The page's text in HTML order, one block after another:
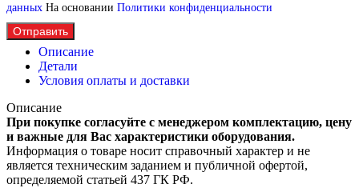
данных На основании Политики конфиденциальности
Отправить
Описание
Детали
Условия оплаты и доставки
Описание
При покупке согласуйте с менеджером комплектацию, цену
и важные для Вас характеристики оборудования.
Информация о товаре носит справочный характер и не
является техническим заданием и публичной офертой,
определяемой статьей 437 ГК РФ.